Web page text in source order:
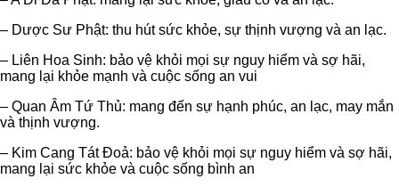
– Dược Sư Phật: thu hút sức khỏe, sự thịnh vượng và an lạc.
– Liên Hoa Sinh: bảo vệ khỏi mọi sự nguy hiểm và sợ hãi,
mang lại khỏe mạnh và cuộc sống an vui
– Quan Âm Tứ Thủ: mang đến sự hạnh phúc, an lạc, may mắn
và thịnh vượng.
– Kim Cang Tát Đoả: bảo vệ khỏi mọi sự nguy hiểm và sợ hãi,
mang lại sức khỏe và cuộc sống bình an